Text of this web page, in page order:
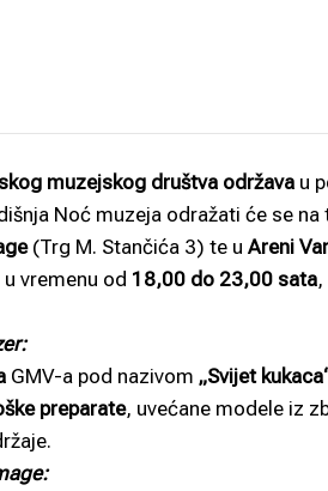
muzejskog društva održava u
Noć muzeja odražati će se na
(Trg M. Stančića 3) te u Areni
vremenu od 18,00 do 23,00 sata
GMV-a pod nazivom „Svijet
preparate, uvećane modele iz